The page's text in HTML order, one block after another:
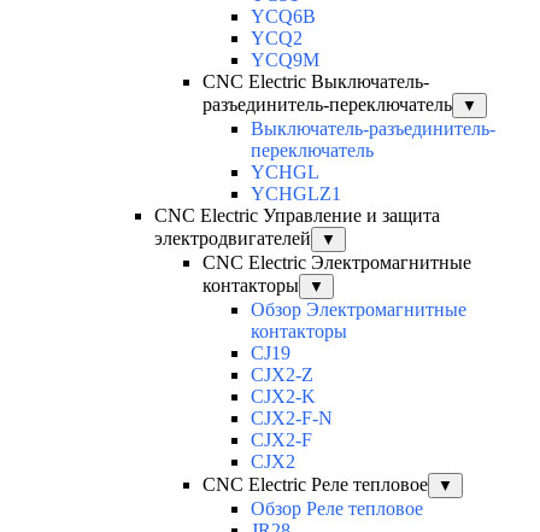
YCQ6B
YCQ2
YCQ9M
CNC Electric Выключатель-
разъединитель-переключатель
▼
Выключатель-разъединитель-
переключатель
YCHGL
YCHGLZ1
CNC Electric Управление и защита
электродвигателей
▼
CNC Electric Электромагнитные
контакторы
▼
Обзор Электромагнитные
контакторы
CJ19
CJX2-Z
CJX2-K
CJX2-F-N
CJX2-F
CJX2
CNC Electric Реле тепловое
▼
Обзор Реле тепловое